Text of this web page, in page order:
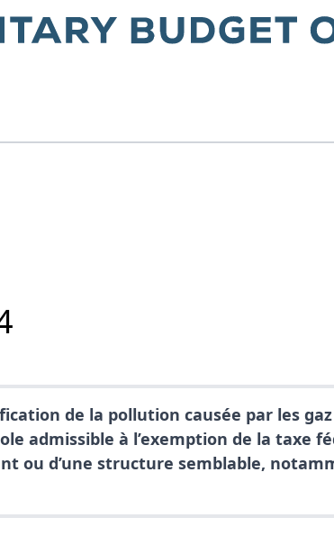
de la pollution causée par les
admissible à l’exemption de la taxe
ou d’une structure semblable,